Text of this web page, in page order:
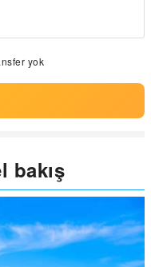
yok
bakış